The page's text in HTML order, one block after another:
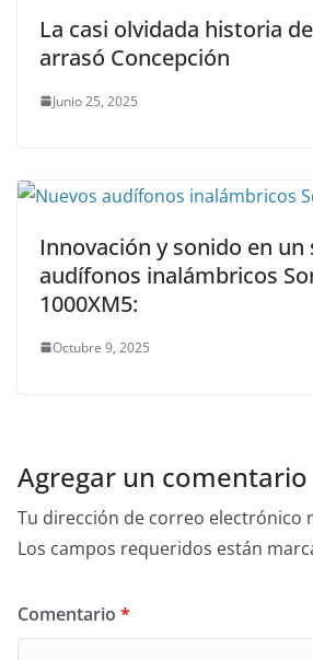
La casi olvidada historia
arrasó Concepción
Junio 25, 2025
Innovación y sonido en
audífonos inalámbricos
1000XM5:
Octubre 9, 2025
Agregar un comentario
Tu dirección de correo electrónico
Los campos requeridos están
Comentario *